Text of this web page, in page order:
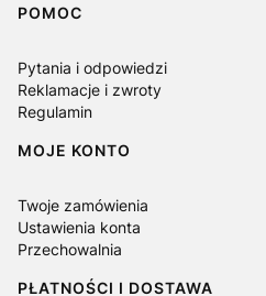
Linki w stopce
POMOC
Pytania i odpowiedzi
Reklamacje i zwroty
Regulamin
MOJE KONTO
Twoje zamówienia
Ustawienia konta
Przechowalnia
PŁATNOŚCI I DOSTAWA